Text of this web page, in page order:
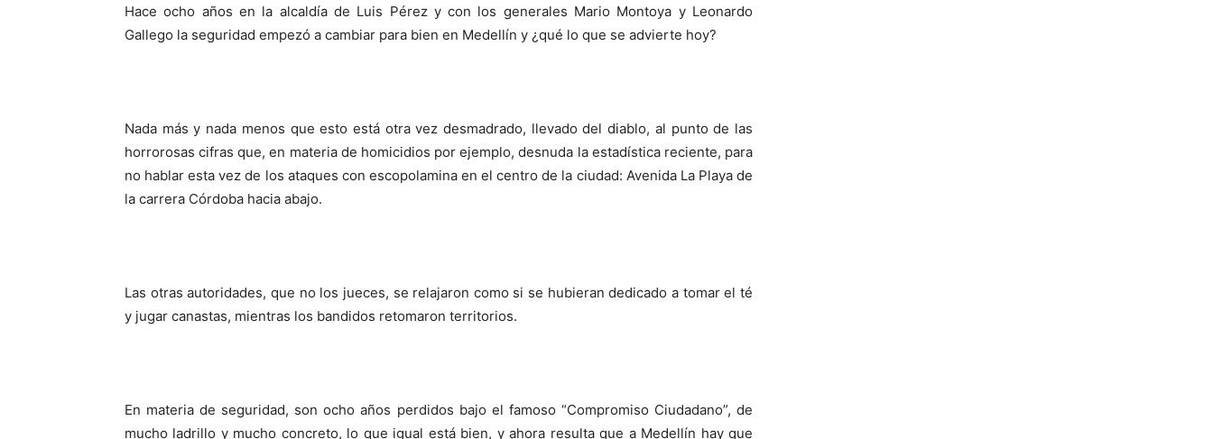
Hace ocho años en la alcaldía de Luis Pérez y con los generales Mario Montoya y Leonardo
Gallego la seguridad empezó a cambiar para bien en Medellín y ¿qué lo que se advierte hoy?
Nada más y nada menos que esto está otra vez desmadrado, llevado del diablo, al punto de las
horrorosas cifras que, en materia de homicidios por ejemplo, desnuda la estadística reciente, para
no hablar esta vez de los ataques con escopolamina en el centro de la ciudad: Avenida La Playa de
la carrera Córdoba hacia abajo.
Las otras autoridades, que no los jueces, se relajaron como si se hubieran dedicado a tomar el té
y jugar canastas, mientras los bandidos retomaron territorios.
En materia de seguridad, son ocho años perdidos bajo el famoso “Compromiso Ciudadano”, de
mucho ladrillo y mucho concreto, lo que igual está bien, y ahora resulta que a Medellín hay que